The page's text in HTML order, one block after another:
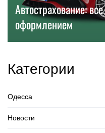
Автострахование:
оформлением
Категории
Одесса
Новости